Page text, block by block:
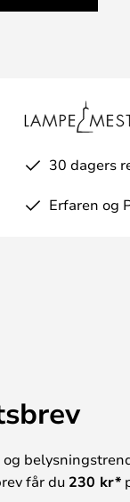
30 dagers
Erfaren og
får du 230 kr*